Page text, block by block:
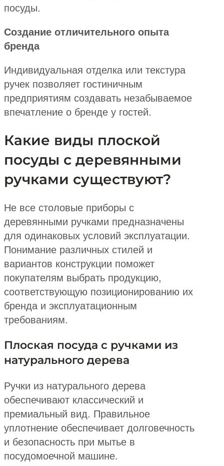
посуды.
Создание отличительного опыта
бренда
Индивидуальная отделка или текстура
ручек позволяет гостиничным
предприятиям создавать незабываемое
впечатление о бренде у гостей.
Какие виды плоской
посуды с деревянными
ручками существуют?
Не все столовые приборы с
деревянными ручками предназначены
для одинаковых условий эксплуатации.
Понимание различных стилей и
вариантов конструкции поможет
покупателям выбрать продукцию,
соответствующую позиционированию их
бренда и эксплуатационным
требованиям.
Плоская посуда с ручками из
натурального дерева
Ручки из натурального дерева
обеспечивают классический и
премиальный вид. Правильное
уплотнение обеспечивает долговечность
и безопасность при мытье в
посудомоечной машине.